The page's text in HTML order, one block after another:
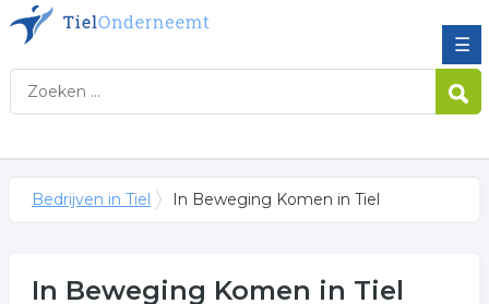
☰
Bedrijven in Tiel In Beweging Komen in Tiel
In Beweging Komen in Tiel